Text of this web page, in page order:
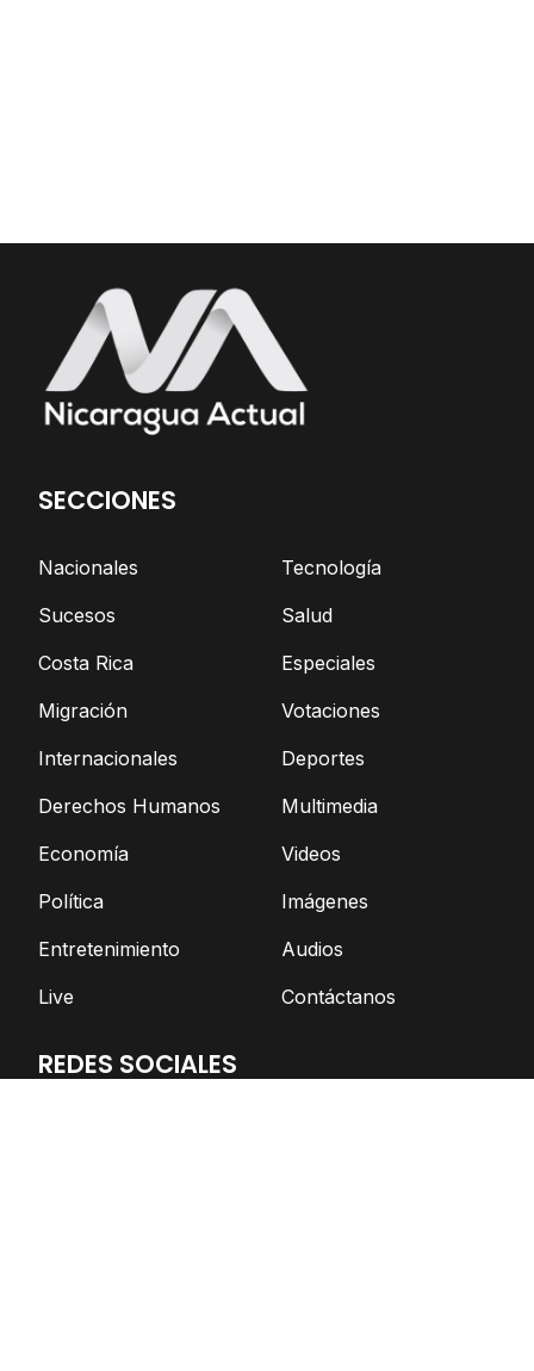
SECCIONES
Nacionales
Sucesos
Costa Rica
Migración
Internacionales
Derechos Humanos
Economía
Política
Entretenimiento
Live
Tecnología
Salud
Especiales
Votaciones
Deportes
Multimedia
Videos
Imágenes
Audios
Contáctanos
REDES SOCIALES